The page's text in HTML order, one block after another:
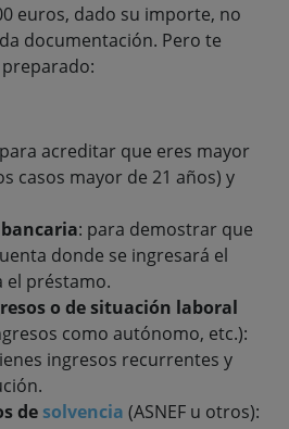
euros, dado su importe, no
documentación. Pero te
acreditar que eres mayor
casos mayor de 21 años) y
: para demostrar que
donde se ingresará el
el préstamo.
o de situación laboral
como autónomo, etc.):
ingresos recurrentes y
de solvencia (ASNEF u otros):